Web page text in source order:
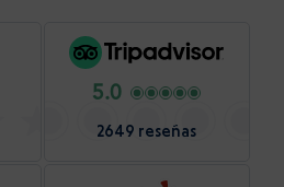
5.0
2649 reseñas